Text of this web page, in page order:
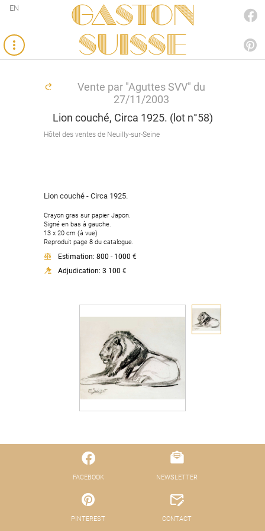
Gaston
SUISSE
EN
Vente par "Aguttes SVV" du
27/11/2003
Lion couché, Circa 1925. (lot n°58)
Hôtel des ventes de Neuilly-sur-Seine
Lion couché - Circa 1925.
Crayon gras sur papier Japon.
Signé en bas à gauche.
13 x 20 cm (à vue)
Reproduit page 8 du catalogue.
Estimation: 800 - 1000 €
Adjudication: 3 100 €
FACEBOOK
PINTEREST
NEWSLETTER
CONTACT